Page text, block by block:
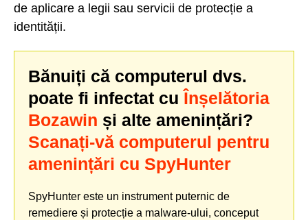
de aplicare a legii sau servicii de protecție a
identității.
Bănuiți că computerul dvs.
poate fi infectat cu Înșelătoria
Bozawin și alte amenințări?
Scanați-vă computerul pentru
amenințări cu SpyHunter
SpyHunter este un instrument puternic de
remediere și protecție a malware-ului, conceput